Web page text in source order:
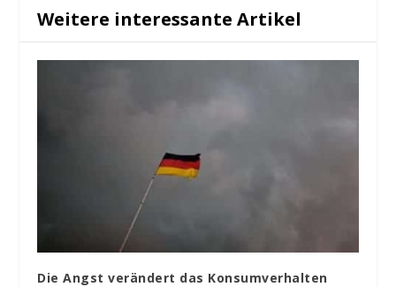
Weitere interessante Artikel
Die Angst verändert das Konsumverhalten